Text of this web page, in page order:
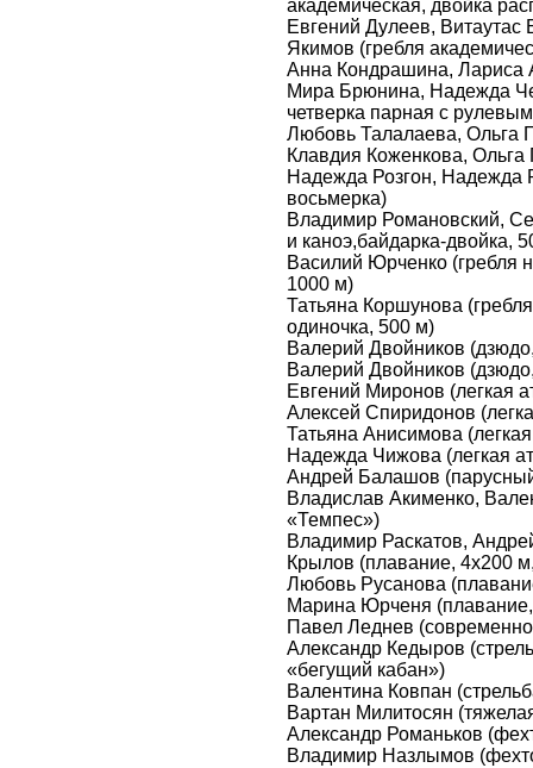
академическая, двойка
Евгений Дулеев,
Якимов (гребля
Анна Кондрашина, Лариса
Мира Брюнина, Надежда
четверка парная с
Любовь Талалаева, Ольга
Клавдия Коженкова, Ольга
Надежда Розгон, Надежда
восьмерка)
Владимир Романовский,
и каноэ,байдарка-двойка,
Василий Юрченко (гребля
1000 м)
Татьяна Коршунова
одиночка, 500 м)
Валерий Двойников
Валерий Двойников
Евгений Миронов (легкая
Алексей Спиридонов
Татьяна Анисимова
Надежда Чижова (легкая
Андрей Балашов
Владислав Акименко,
«Темпес»)
Владимир Раскатов,
Крылов (плавание, 4х200
Любовь Русанова
Марина Юрченя
Павел Леднев
Александр Кедыров
«бегущий кабан»)
Валентина Ковпан
Вартан Милитосян
Александр Романьков
Владимир Назлымов